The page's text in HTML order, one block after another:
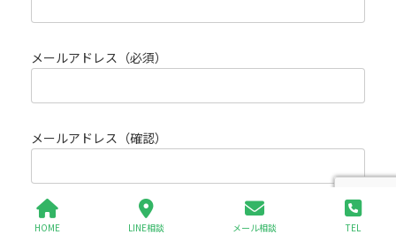
メールアドレス（必須）
メールアドレス（確認）
ご希望の連絡手段(必須）
HOME LINE相談 メール相談 TEL